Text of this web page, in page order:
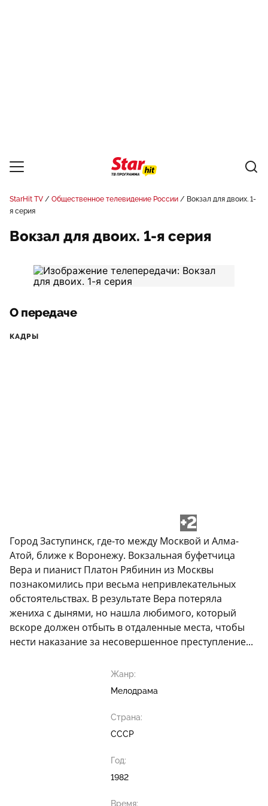
StarHit TV Общественное телевидение России
Вокзал для двоих. 1-
я серия
Вокзал для двоих. 1-я серия
О передаче
КАДРЫ
+2
Город Заступинск, где-то между Москвой и Алма-
Атой, ближе к Воронежу. Вокзальная буфетчица
Вера и пианист Платон Рябинин из Москвы
познакомились при весьма непривлекательных
обстоятельствах. В результате Вера потеряла
жениха с дынями, но нашла любимого, который
вскоре должен отбыть в отдаленные места, чтобы
нести наказание за несовершенное преступление...
Жанр:
Мелодрама
Страна:
СССР
Год:
1982
Время: